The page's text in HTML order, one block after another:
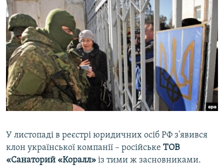
У листопаді в реєстрі юридичних осіб РФ з'явився
клон української компанії – російське ТОВ
«Санаторий «Коралл» із тими ж засновниками.